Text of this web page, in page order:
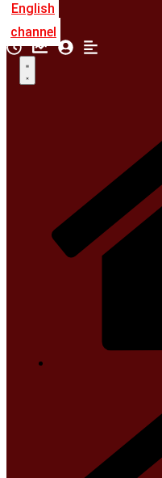
English
channel